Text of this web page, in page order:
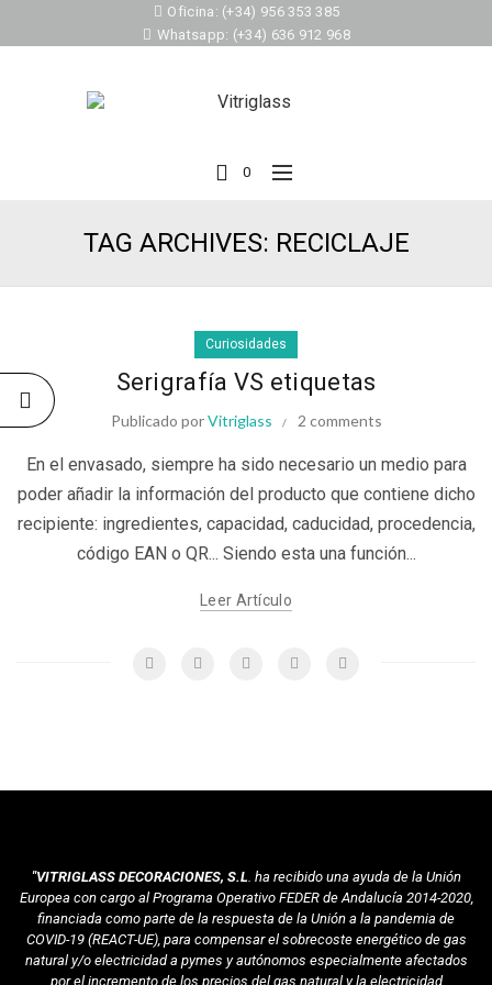
Oficina: (+34) 956 353 385
Whatsapp: (+34) 636 912 968
0
TAG ARCHIVES: RECICLAJE
Curiosidades
Serigrafía VS etiquetas
Publicado porVitriglass 2 comments
En el envasado, siempre ha sido necesario un medio para
poder añadir la información del producto que contiene dicho
recipiente: ingredientes, capacidad, caducidad, procedencia,
código EAN o QR... Siendo esta una función...
Leer Artículo
"VITRIGLASS DECORACIONES, S.L. ha recibido una ayuda de la Unión
Europea con cargo al Programa Operativo FEDER de Andalucía 2014-2020,
financiada como parte de la respuesta de la Unión a la pandemia de
COVID-19 (REACT-UE), para compensar el sobrecoste energético de gas
natural y/o electricidad a pymes y autónomos especialmente afectados
por el incremento de los precios del gas natural y la electricidad